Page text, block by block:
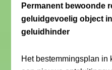
Permanent bewoonde
geluidgevoelig object
geluidhinder
Het bestemmingsplan in